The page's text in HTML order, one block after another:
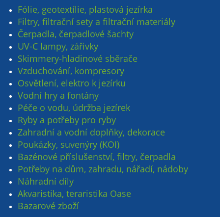
Fólie, geotextílie, plastová jezírka
Filtry, filtrační sety a filtrační materiály
Čerpadla, čerpadlové šachty
UV-C lampy, zářivky
Skimmery-hladinové sběrače
Vzduchování, kompresory
Osvětlení, elektro k jezírku
Vodní hry a fontány
Péče o vodu, údržba jezírek
Ryby a potřeby pro ryby
Zahradní a vodní doplňky, dekorace
Poukázky, suvenýry (KOI)
Bazénové příslušenství, filtry, čerpadla
Potřeby na dům, zahradu, nářadí, nádoby
Náhradní díly
Akvaristika, teraristika Oase
Bazarové zboží